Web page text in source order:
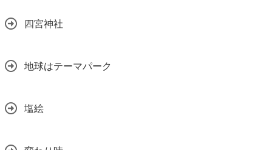
四宮神社
地球はテーマパーク
塩絵